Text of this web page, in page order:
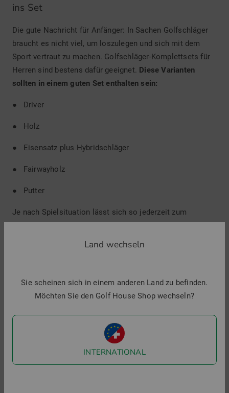
ins Set
Die gute Nachricht für Anfänger: In Sachen Golfschläger
braucht es nicht viel, um loszulegen und sich mit dem
Sport vertraut zu machen. Golfschläger-Komplettsets für
Herren sind bestens dafür geeignet. Diese Varianten
sollten in einem guten Set enthalten sein:
● Driver
● Holz
● Eisensatz plus Hybridschläger
● Fairwayholz
● Putter
Je nach Spielsituation lässt sich so jederzeit zum
müssen nicht unbedingt vier Hölzer und neun Eisen sein,
viele Anfänger spielen nur mit einem Eisen oder sogar nur
Abschlag und weite Schläge, Eisen beziehungsweise
Wedge und Pitchwing Wedge für den großen Rest.
Hochwertige Einsteigermodelle: Golfsets für
Land wechseln
Sie scheinen sich in einem anderen Land zu befinden.
Möchten Sie den Golf House Shop wechseln?
INTERNATIONAL